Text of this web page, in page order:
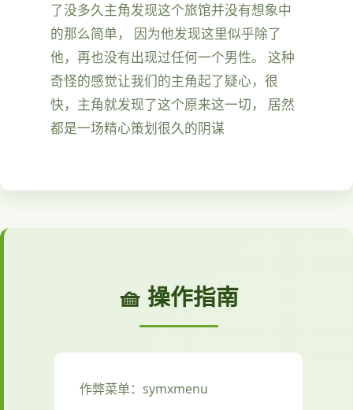
了没多久主角发现这个旅馆并没有想象中
的那么简单， 因为他发现这里似乎除了
他，再也没有出现过任何一个男性。 这种
奇怪的感觉让我们的主角起了疑心，很
快，主角就发现了这个原来这一切， 居然
都是一场精心策划很久的阴谋
🧺 操作指南
作弊菜单：symxmenu